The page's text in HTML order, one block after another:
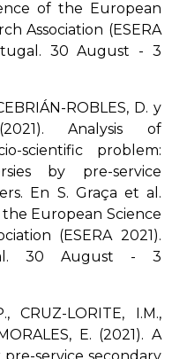
of the European
Association (ESERA
30 August - 3
ROBLES, D. y
Analysis of
scientific problem:
by pre-service
En S. Graça et al.
the European Science
(ESERA 2021).
30 August - 3
CRUZ-LORITE, I.M.,
E. (2021). A